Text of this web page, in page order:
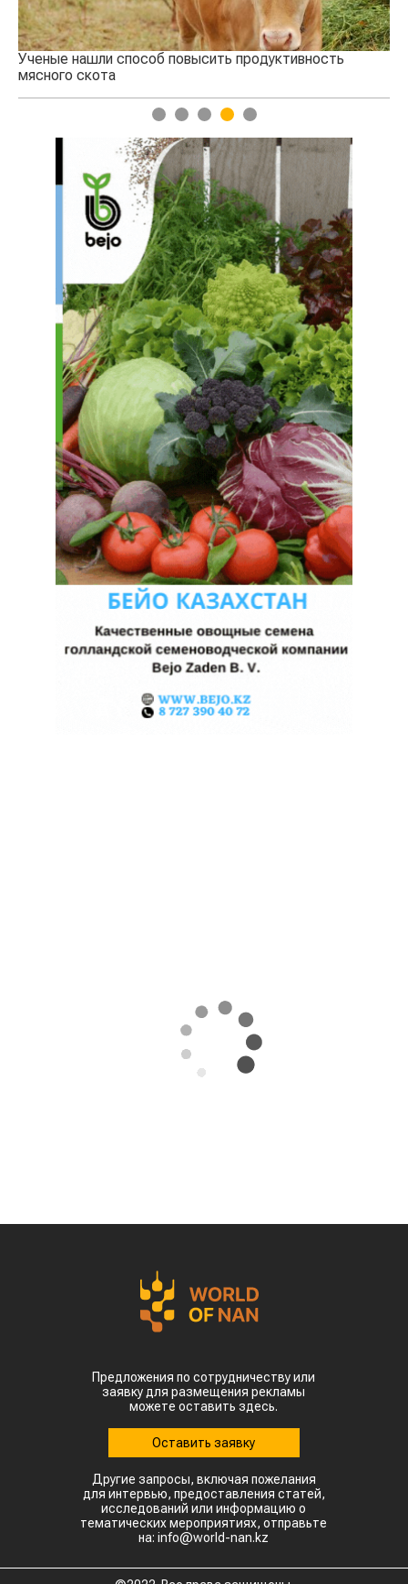
Ученые нашли способ повысить продуктивность
мясного скота
1 2 3 4 5
Предложения по сотрудничеству или
заявку для размещения рекламы
можете оставить здесь.
Оставить заявку
Другие запросы, включая пожелания
для интервью, предоставления статей,
исследований или информацию о
тематических мероприятиях, отправьте
на: info@world-nan.kz